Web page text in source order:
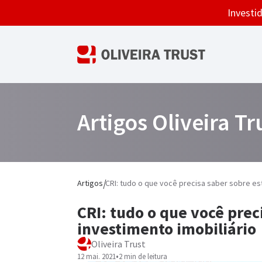
Fundos de Investimentos
Solicite operações e acompanhe
Artigos Oliveira
Artigos|CRI: tudo o que você precisa saber sobre
CRI: tudo o que você
investimento imobiliário
Oliveira Trust
12 mai. 2021•2 min de leitura